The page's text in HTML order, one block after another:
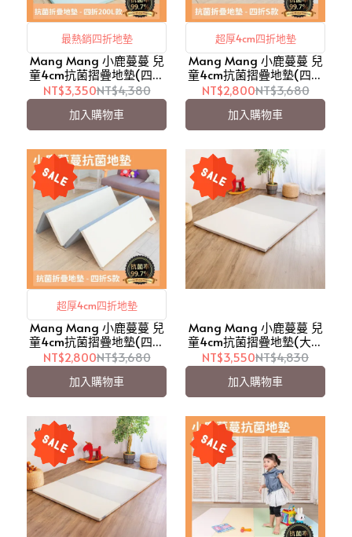
最熱銷四折地墊
Mang Mang 小鹿蔓蔓 兒
童4cm抗菌摺疊地墊(四折
200L款)-鋼琴藍【愛吾
兒】
NT$3,350NT$4,380
加入購物車
超厚4cm四折地墊
Mang Mang 小鹿蔓蔓 兒
童4cm抗菌摺疊地墊(四折
S款)-鋼琴拿鐵【愛吾兒】
NT$2,800NT$3,680
加入購物車
超厚4cm四折地墊
Mang Mang 小鹿蔓蔓 兒
童4cm抗菌摺疊地墊(四折
S款)-鋼琴灰【愛吾兒】
NT$2,800NT$3,680
加入購物車
Mang Mang 小鹿蔓蔓 兒
童4cm抗菌摺疊地墊(大塊
系列)-兩色可選【愛吾
兒】
NT$3,550NT$4,830
加入購物車